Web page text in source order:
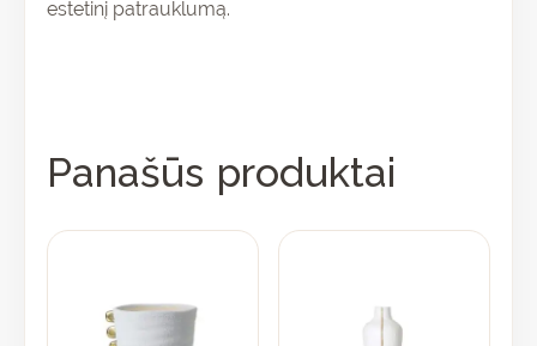
estetinį patrauklumą.
Panašūs produktai